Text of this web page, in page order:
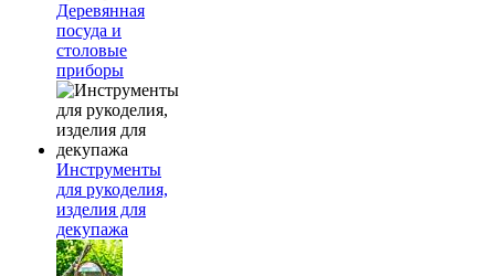
Деревянная
посуда и
столовые
приборы
Инструменты
для рукоделия,
изделия для
декупажа